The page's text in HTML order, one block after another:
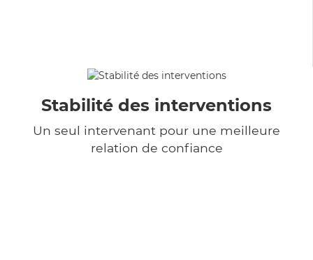
Stabilité des interventions
Un seul intervenant pour une meilleure
relation de confiance